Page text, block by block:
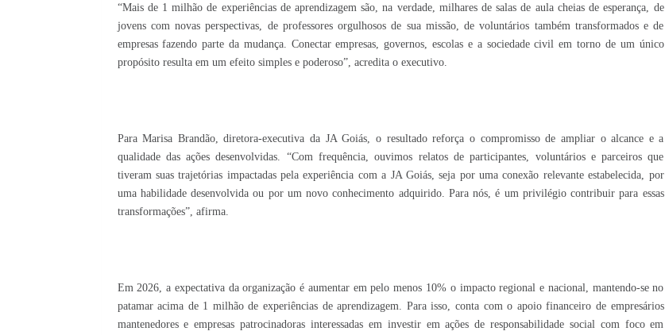
“Mais de 1 milhão de experiências de aprendizagem são, na verdade, milhares de salas de aula cheias de esperança, de
jovens com novas perspectivas, de professores orgulhosos de sua missão, de voluntários também transformados e de
empresas fazendo parte da mudança. Conectar empresas, governos, escolas e a sociedade civil em torno de um único
propósito resulta em um efeito simples e poderoso”, acredita o executivo.
Para Marisa Brandão, diretora-executiva da JA Goiás, o resultado reforça o compromisso de ampliar o alcance e a
qualidade das ações desenvolvidas. “Com frequência, ouvimos relatos de participantes, voluntários e parceiros que
tiveram suas trajetórias impactadas pela experiência com a JA Goiás, seja por uma conexão relevante estabelecida, por
uma habilidade desenvolvida ou por um novo conhecimento adquirido. Para nós, é um privilégio contribuir para essas
transformações”, afirma.
Em 2026, a expectativa da organização é aumentar em pelo menos 10% o impacto regional e nacional, mantendo-se no
patamar acima de 1 milhão de experiências de aprendizagem. Para isso, conta com o apoio financeiro de empresários
mantenedores e empresas patrocinadoras interessadas em investir em ações de responsabilidade social com foco em